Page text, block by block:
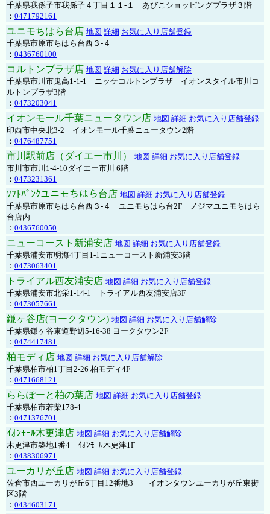
千葉県我孫子市我孫子４丁目１１-１ あびこショッピングプラザ３階
： 0471792161
ユニモちはら台店 地図 詳細 お気に入り店舗登録
千葉県市原市ちはら台西３-４
： 0436760100
コルトンプラザ店 地図 詳細 お気に入り店舗解除
千葉県市川市鬼高1-1-1 ニッケコルトンプラザ イオンスタイル市川コ
ルトンプラザ3階
： 0473203041
イオンモール千葉ニュータウン店 地図 詳細 お気に入り店舗登録
印西市中央北3-2 イオンモール千葉ニュータウン2階
： 0476487751
市川駅前店（ダイエー市川） 地図 詳細 お気に入り店舗登録
市川市市川1-4-10ダイエー市川 6階
： 0473231361
ｿﾌﾄﾊﾞﾝｸユニモちはら台店 地図 詳細 お気に入り店舗登録
千葉県市原市ちはら台西３-４ ユニモちはら台2F ノジマユニモちはら
台店内
： 0436760050
ニューコースト新浦安店 地図 詳細 お気に入り店舗登録
千葉県浦安市明海4丁目1-1ニューコースト新浦安3階
： 0473063401
トライアル西友浦安店 地図 詳細 お気に入り店舗登録
千葉県浦安市北栄1-14-1 トライアル西友浦安店3F
： 0473057661
鎌ヶ谷店(ヨークタウン) 地図 詳細 お気に入り店舗解除
千葉県鎌ヶ谷東道野辺5-16-38 ヨークタウン2F
： 0474417481
柏モディ店 地図 詳細 お気に入り店舗解除
千葉県柏市柏1丁目2-26 柏モディ4F
： 0471668121
ららぽーと柏の葉店 地図 詳細 お気に入り店舗登録
千葉県柏市若柴178-4
： 0471376701
ｲｵﾝﾓｰﾙ木更津店 地図 詳細 お気に入り店舗解除
木更津市築地1番4 ｲｵﾝﾓｰﾙ木更津1F
： 0438306971
ユーカリが丘店 地図 詳細 お気に入り店舗登録
佐倉市西ユーカリが丘6丁目12番地3 イオンタウンユーカリが丘東街
区3階
： 0434603171